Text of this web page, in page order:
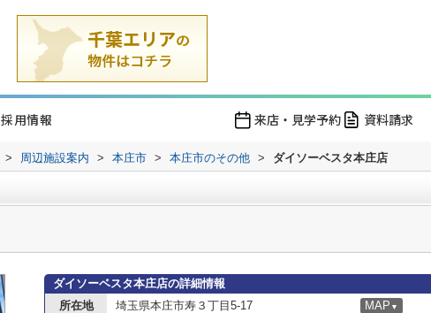
採用情報 来店・見学予約 資料請求
> 周辺施設案内 > 本庄市 > 本庄市のその他 > ダイソーベスタ本庄店
ダイソーベスタ本庄店の詳細情報
所在地
埼玉県本庄市寿３丁目5-17 MAP ▼